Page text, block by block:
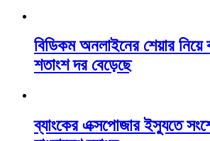
বিডিকম অনলাইনের শেয়ার নিয়ে
শতাংশ দর বেড়েছে
ব্যাংকের এক্সপোজার ইস্যুতে